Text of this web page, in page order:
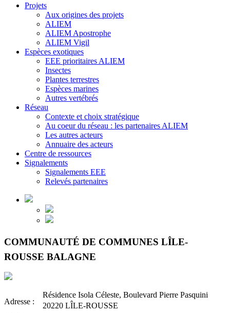
Projets
Aux origines des projets
ALIEM
ALIEM Apostrophe
ALIEM Vigil
Espèces exotiques
EEE prioritaires ALIEM
Insectes
Plantes terrestres
Espèces marines
Autres vertébrés
Réseau
Contexte et choix stratégique
Au coeur du réseau : les partenaires ALIEM
Les autres acteurs
Annuaire des acteurs
Centre de ressources
Signalements
Signalements EEE
Relevés partenaires
COMMUNAUTÉ DE COMMUNES LÎLE-
ROUSSE BALAGNE
Adresse :
Résidence Isola Céleste, Boulevard Pierre Pasquini
20220 LÎLE-ROUSSE